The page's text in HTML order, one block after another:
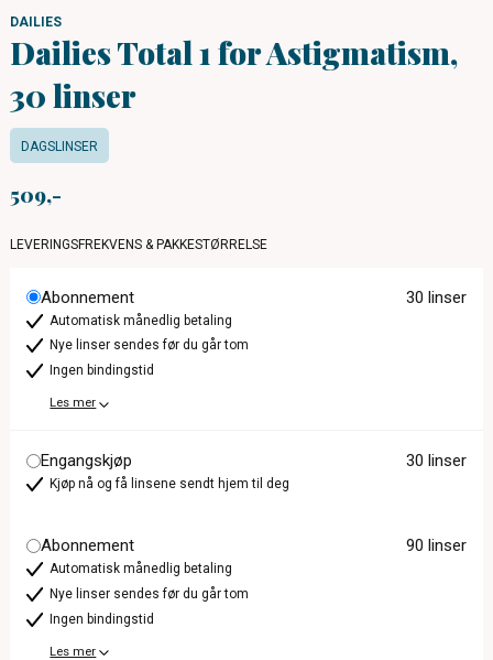
DAILIES
Dailies Total 1 for Astigmatism,
30 linser
DAGSLINSER
509
LEVERINGSFREKVENS & PAKKESTØRRELSE
Abonnement 30 linser
Automatisk månedlig betaling
Nye linser sendes før du går tom
Ingen bindingstid
Les mer
Engangskjøp 30 linser
Kjøp nå og få linsene sendt hjem til deg
Abonnement 90 linser
Automatisk månedlig betaling
Nye linser sendes før du går tom
Ingen bindingstid
Les mer